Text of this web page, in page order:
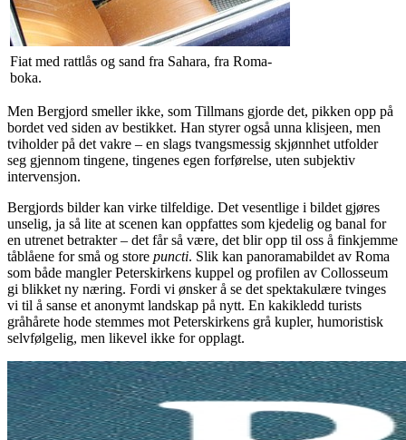
Fiat med rattlås og sand fra Sahara, fra Roma-
boka.
Men Bergjord smeller ikke, som Tillmans gjorde det, pikken opp på
bordet ved siden av bestikket. Han styrer også unna klisjeen, men
tviholder på det vakre – en slags tvangsmessig skjønnhet utfolder
seg gjennom tingene, tingenes egen forførelse, uten subjektiv
intervensjon.
Bergjords bilder kan virke tilfeldige. Det vesentlige i bildet gjøres
unselig, ja så lite at scenen kan oppfattes som kjedelig og banal for
en utrenet betrakter – det får så være, det blir opp til oss å finkjemme
tåblåene for små og store puncti. Slik kan panoramabildet av Roma
som både mangler Peterskirkens kuppel og profilen av Collosseum
gi blikket ny næring. Fordi vi ønsker å se det spektakulære tvinges
vi til å sanse et anonymt landskap på nytt. En kakikledd turists
gråhårete hode stemmes mot Peterskirkens grå kupler, humoristisk
selvfølgelig, men likevel ikke for opplagt.